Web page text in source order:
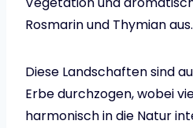
Rosmarin und Thymian aus.
Diese Landschaften sind
Erbe durchzogen, wobei
harmonisch in die Natur